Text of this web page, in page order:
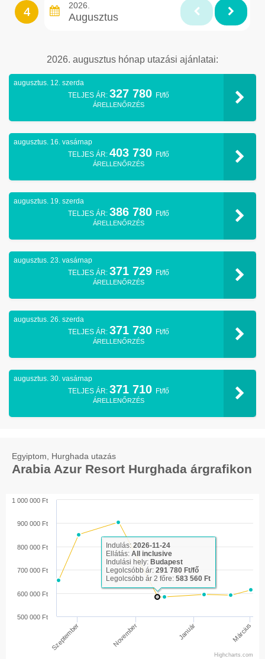
2026.
Augusztus
2026. augusztus hónap utazási ajánlatai:
augusztus. 12. szerda
TELJES ÁR: 327 780 Ft/fő
ÁRELLENŐRZÉS
augusztus. 16. vasárnap
TELJES ÁR: 403 730 Ft/fő
ÁRELLENŐRZÉS
augusztus. 19. szerda
TELJES ÁR: 386 780 Ft/fő
ÁRELLENŐRZÉS
augusztus. 23. vasárnap
TELJES ÁR: 371 729 Ft/fő
ÁRELLENŐRZÉS
augusztus. 26. szerda
TELJES ÁR: 371 730 Ft/fő
ÁRELLENŐRZÉS
augusztus. 30. vasárnap
TELJES ÁR: 371 710 Ft/fő
ÁRELLENŐRZÉS
Egyiptom, Hurghada utazás
Arabia Azur Resort Hurghada árgrafikon
Szeptember November Január Március
500 000 Ft
600 000 Ft
700 000 Ft
800 000 Ft
900 000 Ft
1 000 000 Ft
Highcharts.com
Indulás:2026-11-24
Ellátás: All inclusive
Indulási hely: Budapest
Legolcsóbb ár: 291 780 Ft/fő
Legolcsóbb ár 2 főre: 583 560 Ft